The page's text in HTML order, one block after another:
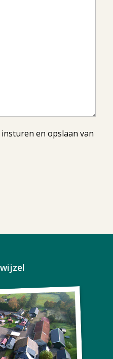
en opslaan van